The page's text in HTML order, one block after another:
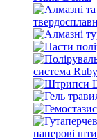
система
паперові